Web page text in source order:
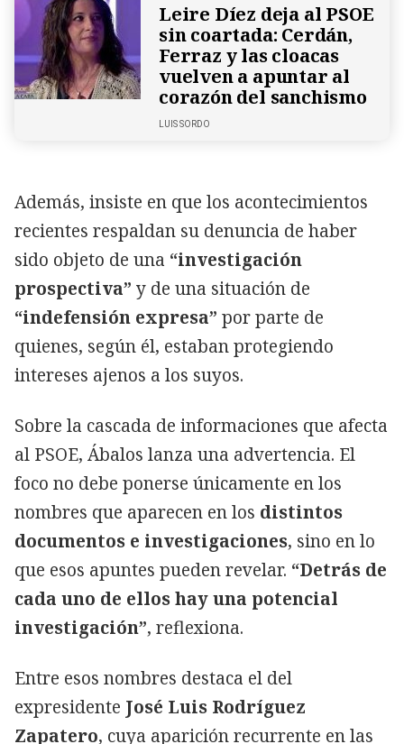
Leire Díez deja al PSOE
sin coartada: Cerdán,
Ferraz y las cloacas
vuelven a apuntar al
corazón del sanchismo
LUIS SORDO
Además, insiste en que los acontecimientos
recientes respaldan su denuncia de haber
sido objeto de una “investigación
prospectiva” y de una situación de
“indefensión expresa” por parte de
quienes, según él, estaban protegiendo
intereses ajenos a los suyos.
Sobre la cascada de informaciones que afecta
al PSOE, Ábalos lanza una advertencia. El
foco no debe ponerse únicamente en los
nombres que aparecen en los distintos
documentos e investigaciones, sino en lo
que esos apuntes pueden revelar. “Detrás de
cada uno de ellos hay una potencial
investigación”, reflexiona.
Entre esos nombres destaca el del
expresidente José Luis Rodríguez
Zapatero, cuya aparición recurrente en las